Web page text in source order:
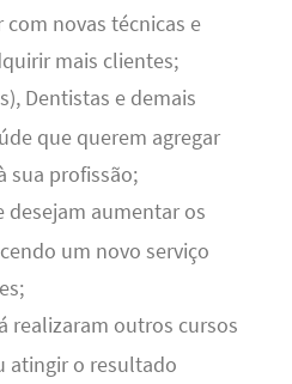
com novas técnicas e
mais clientes;
Dentistas e demais
que querem agregar
sua profissão;
desejam aumentar os
um novo serviço
realizaram outros cursos
atingir o resultado